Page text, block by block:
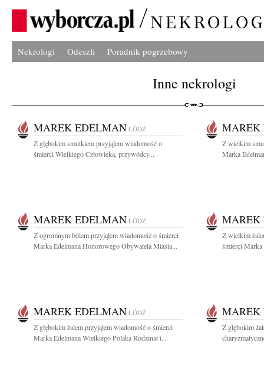
Nekrologi Odeszli Poradnik pogrzebowy
Inne nekrologi
MAREK EDELMAN ŁÓDŹ
Z głębokim smutkiem przyjąłem wiadomość o
śmierci Wielkiego Człowieka, przywódcy...
MAREK
Z wielkim
Marka
MAREK EDELMAN ŁÓDŹ
Z ogromnym bólem przyjąłem wiadomość o śmierci
Marka Edelmana Honorowego Obywatela Miasta...
MAREK
Z wielkim
śmierci Marka
MAREK EDELMAN ŁÓDŹ
Z głębokim żalem przyjąłem wiadomość o śmierci
Marka Edelmana Wielkiego Polaka Rodzinie i...
MAREK
Z głębokim